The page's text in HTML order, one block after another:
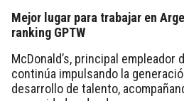
Mejor lugar para trabajar en
ranking GPTW
McDonald’s, principal empleador
continúa impulsando la
desarrollo de talento,